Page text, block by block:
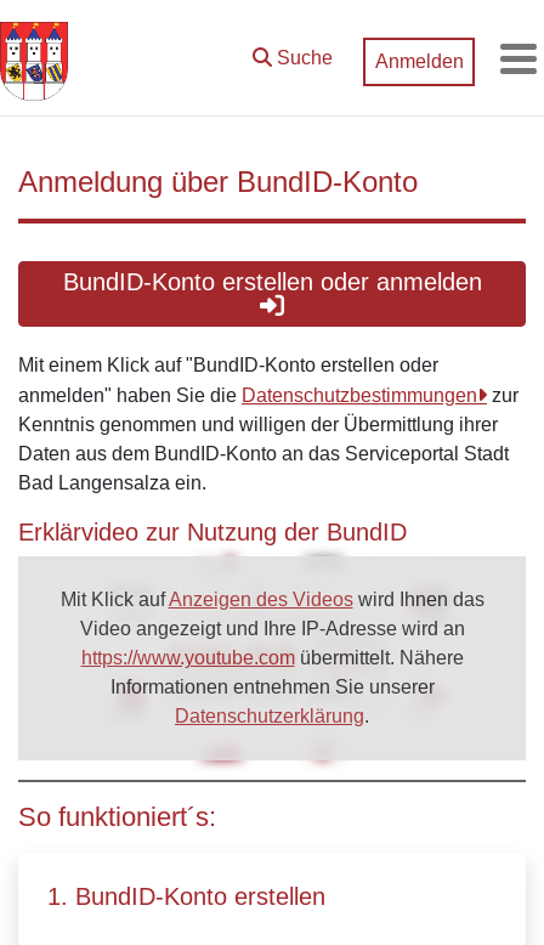
Zum Hauptinhalt springen
Suche Anmelden
Anmeldung über BundID-Konto
BundID-Konto erstellen oder anmelden
Mit einem Klick auf "BundID-Konto erstellen oder
anmelden" haben Sie die Datenschutzbestimmungen
zur
Kenntnis genommen und willigen der Übermittlung ihrer
Daten aus dem BundID-Konto an das Serviceportal Stadt
Bad Langensalza ein.
Erklärvideo zur Nutzung der BundID
Mit Klick aufAnzeigen des Videoswird Ihnen das
Video angezeigt und Ihre IP-Adresse wird an
https://www.youtube.comübermittelt. Nähere
Informationen entnehmen Sie unserer
Datenschutzerklärung.
So funktioniert´s:
1. BundID-Konto erstellen